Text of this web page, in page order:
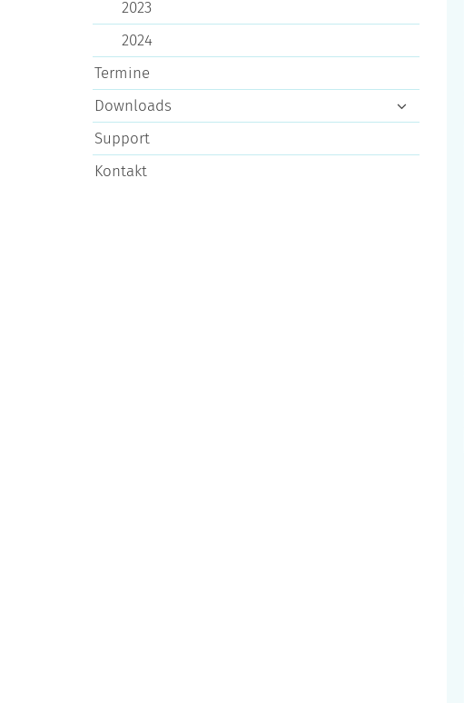
2023
2024
Termine
Downloads
Support
Kontakt